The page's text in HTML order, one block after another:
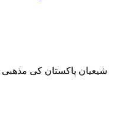
شیعیان پاکستان کی